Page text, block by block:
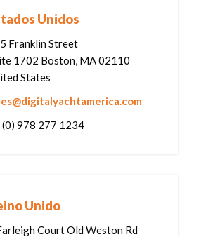
Unidos
Franklin Street
1702 Boston, MA 02110
States
(0) 978 277 1234
Unido
Court Old Weston Rd